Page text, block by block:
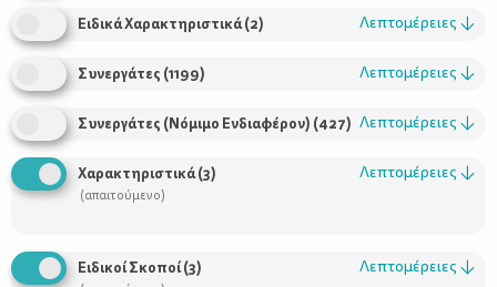
Χρήσιμοι Σύνδεσμοι
Ειδικά Χαρακτηριστικά(2) Λεπτομέρειες ↓
Συνεργάτες (1199) Λεπτομέρειες ↓
Συνεργάτες (Νόμιμο Ενδιαφέρον) (427) Λεπτομέρειες ↓
Χαρακτηριστικά(3)
(απαιτούμενο)
Λεπτομέρειες ↓
Ειδικοί Σκοποί(3) Λεπτομέρειες ↓